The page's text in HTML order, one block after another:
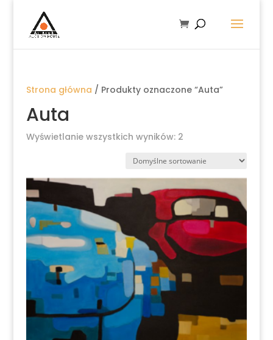
Strona główna / Produkty oznaczone “Auta”
Auta
Wyświetlanie wszystkich wyników: 2